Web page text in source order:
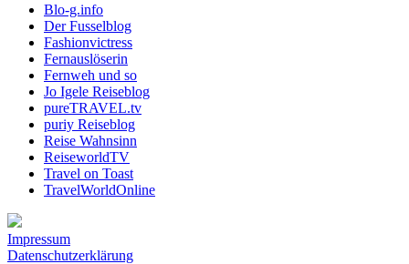
Blo-g.info
Der Fusselblog
Fashionvictress
Fernauslöserin
Fernweh und so
Jo Igele Reiseblog
pureTRAVEL.tv
puriy Reiseblog
Reise Wahnsinn
ReiseworldTV
Travel on Toast
TravelWorldOnline
Impressum
Datenschutzerklärung